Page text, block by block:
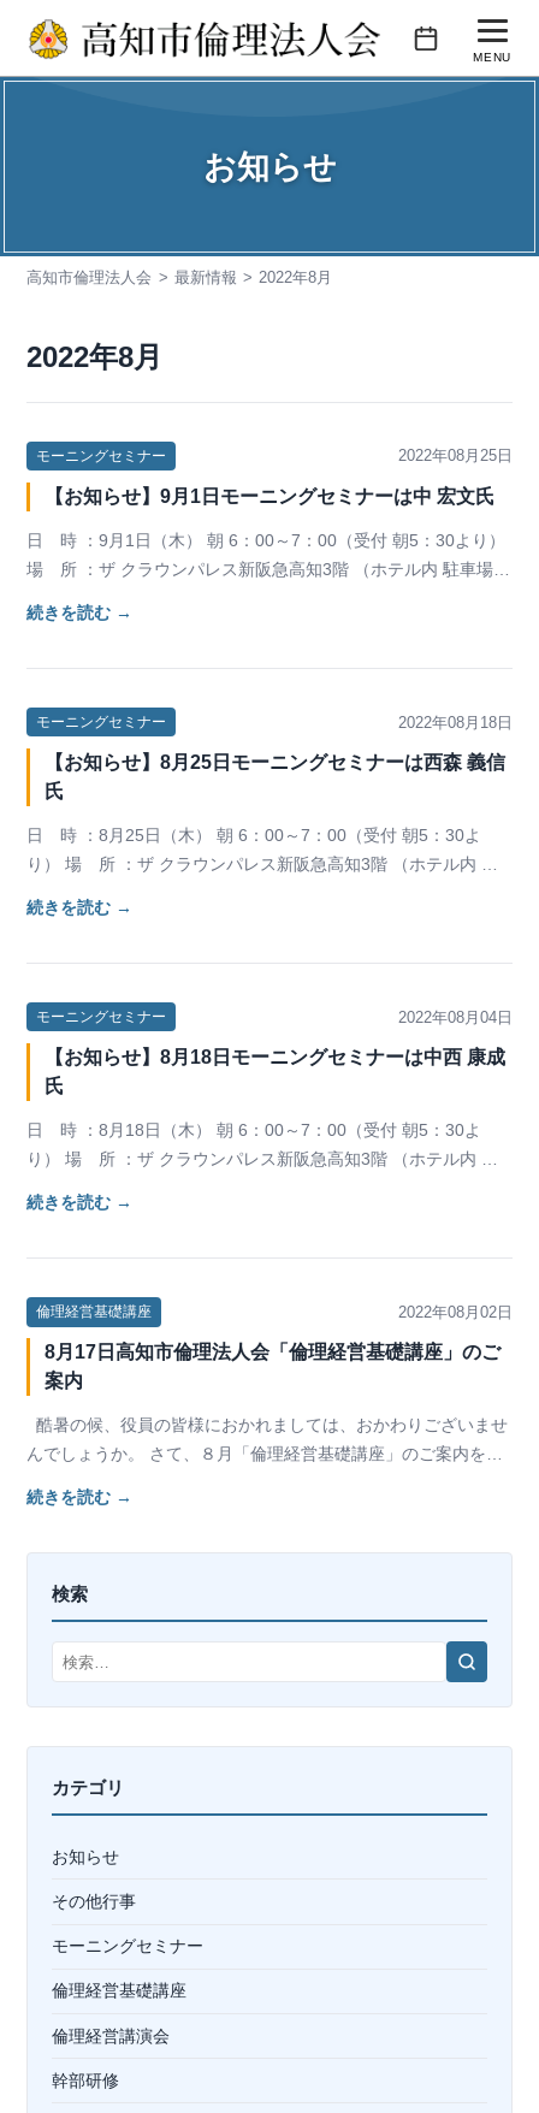
テ
キ
MENU
入会のご案内
お問い合わせ
お知らせ
高知市倫理法人会 最新情報 2022年8月
2022年8月
モーニングセミナー 2022年08月25日
【お知らせ】9月1日モーニングセミナーは中 宏文氏
日 時 ：9月1日（木） 朝 6：00～7：00（受付 朝5：30より）
場 所 ：ザ クラウンパレス新阪急高知3階 （ホテル内 駐車場無
続きを読む →
モーニングセミナー 2022年08月18日
【お知らせ】8月25日モーニングセミナーは⻄森 義信
氏
日 時 ：8月25日（木） 朝 6：00～7：00（受付 朝5：30よ
り） 場 所 ：ザ クラウンパレス新阪急高知3階 （ホテル内 駐
続きを読む →
モーニングセミナー 2022年08月04日
【お知らせ】8月18日モーニングセミナーは中⻄ 康成
氏
日 時 ：8月18日（木） 朝 6：00～7：00（受付 朝5：30よ
り） 場 所 ：ザ クラウンパレス新阪急高知3階 （ホテル内 駐
続きを読む →
倫理経営基礎講座 2022年08月02日
8月17日高知市倫理法人会「倫理経営基礎講座」のご
案内
酷暑の候、役員の皆様におかれましては、おかわりございませ
んでしょうか。 さて、８月「倫理経営基礎講座」のご案内をい
続きを読む →
検索
検
カテゴリ
お知らせ
その他行事
モーニングセミナー
倫理経営基礎講座
倫理経営講演会
幹部研修